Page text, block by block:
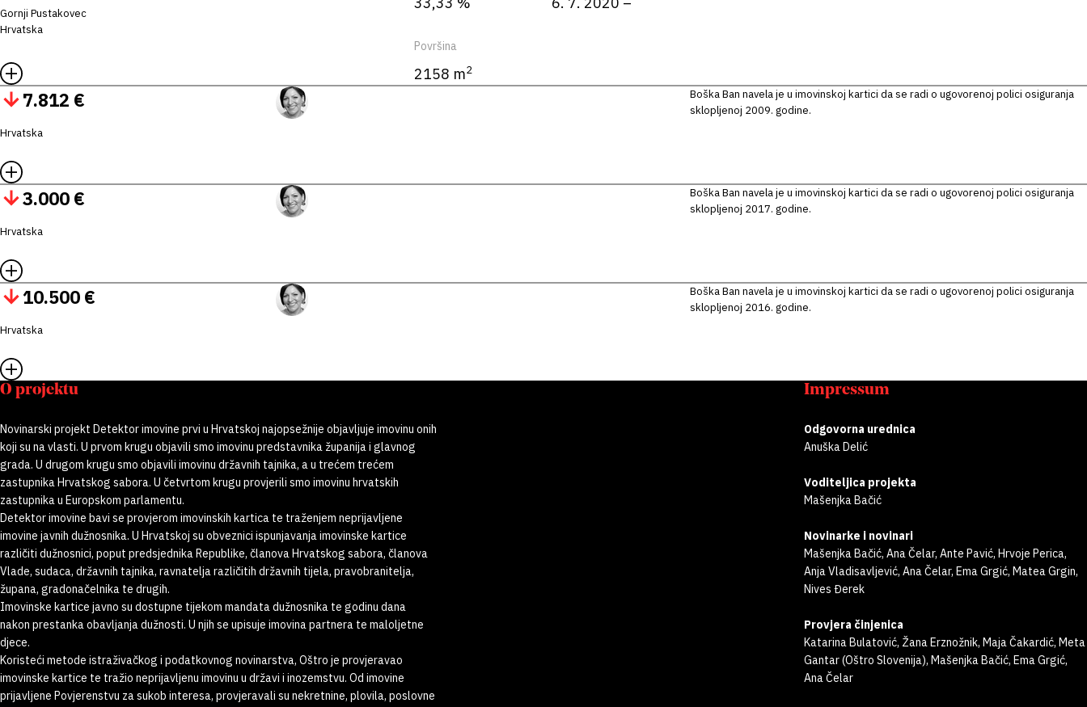
Gornji Pustakovec
Hrvatska
Površina
2158 m2
7.812 €
Hrvatska
Boška Ban navela je u imovinskoj kartici da se radi o ugovorenoj polici osiguranja
sklopljenoj 2009. godine.
3.000 €
Hrvatska
Boška Ban navela je u imovinskoj kartici da se radi o ugovorenoj polici osiguranja
sklopljenoj 2017. godine.
10.500 €
Hrvatska
Boška Ban navela je u imovinskoj kartici da se radi o ugovorenoj polici osiguranja
sklopljenoj 2016. godine.
O projektu
Novinarski projekt Detektor imovine prvi u Hrvatskoj najopsežnije objavljuje imovinu onih
koji su na vlasti. U prvom krugu objavili smo imovinu predstavnika županija i glavnog
grada. U drugom krugu smo objavili imovinu državnih tajnika, a u trećem trećem
zastupnika Hrvatskog sabora. U četvrtom krugu provjerili smo imovinu hrvatskih
zastupnika u Europskom parlamentu.
Detektor imovine bavi se provjerom imovinskih kartica te traženjem neprijavljene
imovine javnih dužnosnika. U Hrvatskoj su obveznici ispunjavanja imovinske kartice
različiti dužnosnici, poput predsjednika Republike, članova Hrvatskog sabora, članova
Vlade, sudaca, državnih tajnika, ravnatelja različitih državnih tijela, pravobranitelja,
župana, gradonačelnika te drugih.
Imovinske kartice javno su dostupne tijekom mandata dužnosnika te godinu dana
nakon prestanka obavljanja dužnosti. U njih se upisuje imovina partnera te maloljetne
djece.
Koristeći metode istraživačkog i podatkovnog novinarstva, Oštro je provjeravao
imovinske kartice te tražio neprijavljenu imovinu u državi i inozemstvu. Od imovine
prijavljene Povjerenstvu za sukob interesa, provjeravali su nekretnine, plovila, poslovne
Impressum
Odgovorna urednica
Anuška Delić
Voditeljica projekta
Mašenjka Bačić
Novinarke i novinari
Mašenjka Bačić, Ana Čelar, Ante Pavić, Hrvoje Perica,
Anja Vladisavljević, Ana Čelar, Ema Grgić, Matea Grgin,
Nives Đerek
Provjera činjenica
Katarina Bulatović, Žana Erznožnik, Maja Čakardić, Meta
Gantar (Oštro Slovenija), Mašenjka Bačić, Ema Grgić,
Ana Čelar